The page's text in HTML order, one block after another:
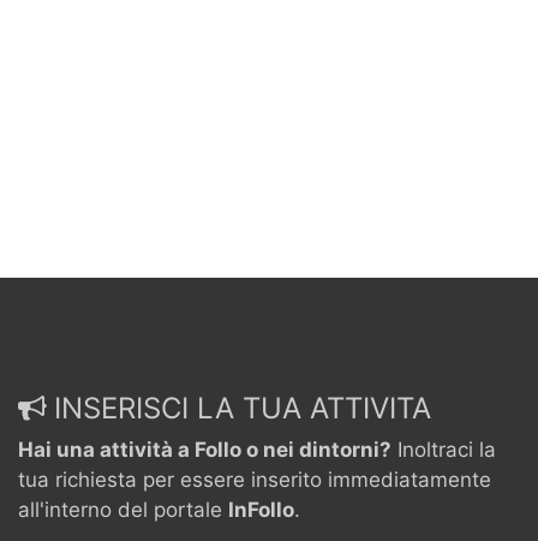
INSERISCI LA TUA ATTIVITA
Hai una attività a Follo o nei dintorni? Inoltraci la
tua richiesta per essere inserito immediatamente
all'interno del portale InFollo.